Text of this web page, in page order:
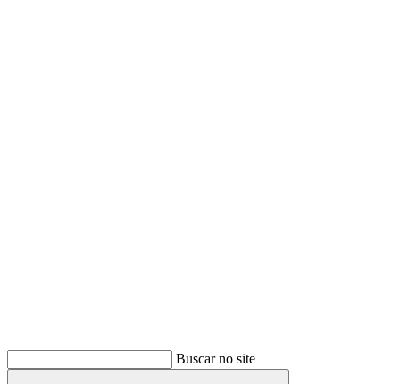
Buscar no site